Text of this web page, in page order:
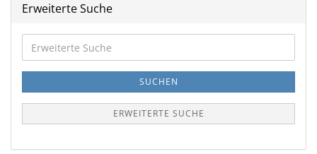
Erweiterte Suche
Suche
SUCHEN
ERWEITERTE SUCHE